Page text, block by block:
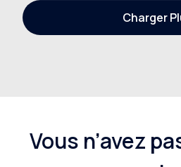
Charger
Vous n’avez